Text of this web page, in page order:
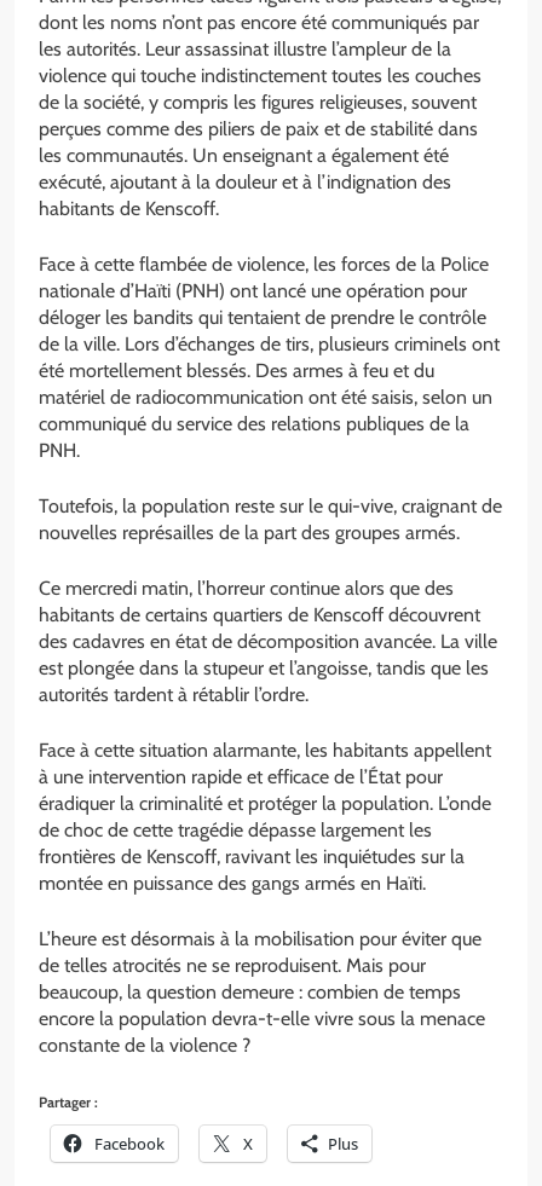
dont les noms n’ont pas encore été communiqués par
les autorités. Leur assassinat illustre l’ampleur de la
violence qui touche indistinctement toutes les couches
de la société, y compris les figures religieuses, souvent
perçues comme des piliers de paix et de stabilité dans
les communautés. Un enseignant a également été
exécuté, ajoutant à la douleur et à l’indignation des
habitants de Kenscoff.
Face à cette flambée de violence, les forces de la Police
nationale d’Haïti (PNH) ont lancé une opération pour
déloger les bandits qui tentaient de prendre le contrôle
de la ville. Lors d’échanges de tirs, plusieurs criminels ont
été mortellement blessés. Des armes à feu et du
matériel de radiocommunication ont été saisis, selon un
communiqué du service des relations publiques de la
PNH.
Toutefois, la population reste sur le qui-vive, craignant de
nouvelles représailles de la part des groupes armés.
Ce mercredi matin, l’horreur continue alors que des
habitants de certains quartiers de Kenscoff découvrent
des cadavres en état de décomposition avancée. La ville
est plongée dans la stupeur et l’angoisse, tandis que les
autorités tardent à rétablir l’ordre.
Face à cette situation alarmante, les habitants appellent
à une intervention rapide et efficace de l’État pour
éradiquer la criminalité et protéger la population. L’onde
de choc de cette tragédie dépasse largement les
frontières de Kenscoff, ravivant les inquiétudes sur la
montée en puissance des gangs armés en Haïti.
L’heure est désormais à la mobilisation pour éviter que
de telles atrocités ne se reproduisent. Mais pour
beaucoup, la question demeure : combien de temps
encore la population devra-t-elle vivre sous la menace
constante de la violence ?
Partager :
Facebook X Plus